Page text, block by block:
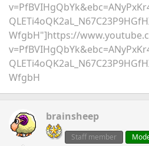
WfgbH"]https://
WfgbH
brainsheep
Staff member